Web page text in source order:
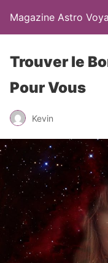
Magazine Astro
Trouver le
Pour Vous
Kevin